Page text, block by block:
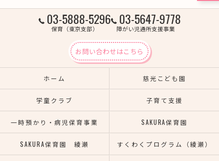
03-5888-5296
保育（東京支部）
03-5647-9778
障がい児通所支援事業
お問い合わせはこちら
ホーム 慈光こども園
学童クラブ 子育て支援
一時預かり・病児保育事業 SAKURA保育園
SAKURA保育園 綾瀬 すくわくプログラム（綾瀬）